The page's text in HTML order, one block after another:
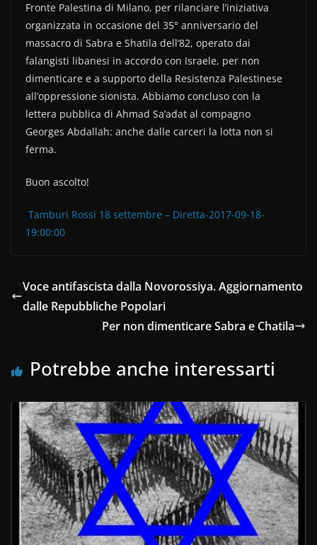
Fronte Palestina di Milano, per rilanciare l’iniziativa
organizzata in occasione del 35° anniversario del
massacro di Sabra e Shatila dell’82, operato dai
falangisti libanesi in accordo con Israele, per non
dimenticare e a supporto della Resistenza Palestinese
all’oppressione sionista. Abbiamo concluso con la
lettera pubblica di Ahmad Sa’adat al compagno
Georges Abdallah: anche dalle carceri la lotta non si
ferma.
Buon ascolto!
Tamburi Rossi 18 settembre – Diretta-2017-09-18-
19:00:00
Voce antifascista dalla Novorossiya. Aggiornamento
dalle Repubbliche Popolari
Per non dimenticare Sabra e Chatila
Potrebbe anche interessarti